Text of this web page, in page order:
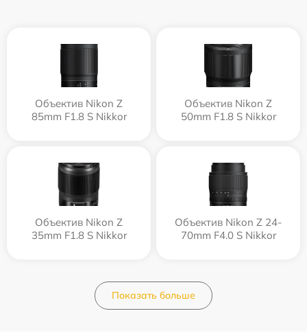
Объектив Nikon Z
85mm F1.8 S Nikkor
Объектив Nikon Z
50mm F1.8 S Nikkor
Объектив Nikon Z
35mm F1.8 S Nikkor
Объектив Nikon Z 24-
70mm F4.0 S Nikkor
Показать больше